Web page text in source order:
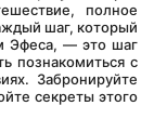
полное
шаг, который
Эфеса, — это шаг
познакомиться с
Забронируйте
секреты этого